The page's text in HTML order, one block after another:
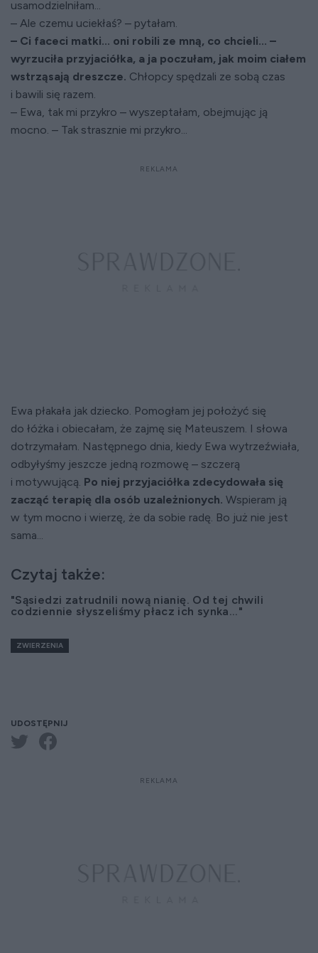
usamodzielniłam...
– Ale czemu uciekłaś? – pytałam.
– Ci faceci matki... oni robili ze mną, co chcieli... –
wyrzuciła przyjaciółka, a ja poczułam, jak moim ciałem
wstrząsają dreszcze. Chłopcy spędzali ze sobą czas
i bawili się razem.
– Ewa, tak mi przykro – wyszeptałam, obejmując ją
mocno. – Tak strasznie mi przykro...
Ewa płakała jak dziecko. Pomogłam jej położyć się
do łóżka i obiecałam, że zajmę się Mateuszem. I słowa
dotrzymałam. Następnego dnia, kiedy Ewa wytrzeźwiała,
odbyłyśmy jeszcze jedną rozmowę – szczerą
i motywującą. Po niej przyjaciółka zdecydowała się
zacząć terapię dla osób uzależnionych. Wspieram ją
w tym mocno i wierzę, że da sobie radę. Bo już nie jest
sama...
Czytaj także:
"Sąsiedzi zatrudnili nową nianię. Od tej chwili
codziennie słyszeliśmy płacz ich synka..."
ZWIERZENIA
UDOSTĘPNIJ